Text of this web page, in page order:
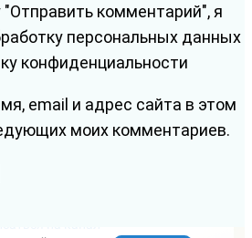
комментарий", я
персональных данных
конфиденциальности
email и адрес сайта в этом
моих комментариев.